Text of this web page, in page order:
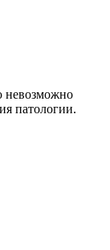
невозможно
патологии.